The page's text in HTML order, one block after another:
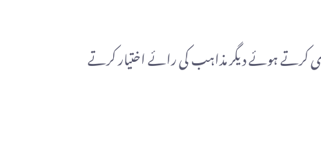
کرتے ہوئے دیگر مذاہب کی رائے اختیار کرتے